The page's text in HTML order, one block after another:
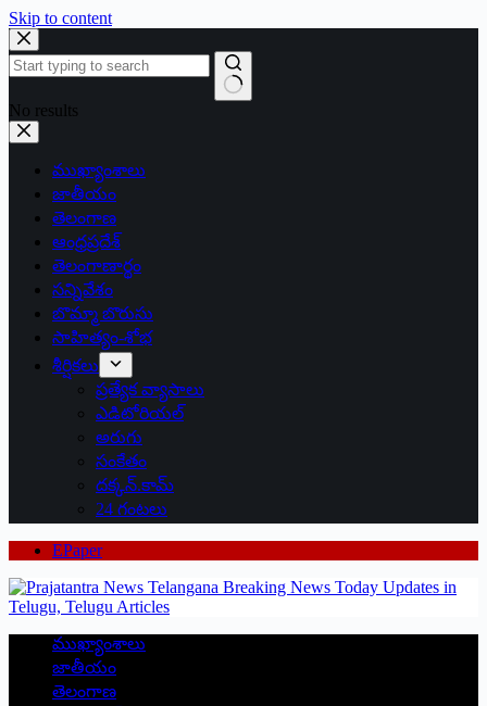
Skip to content
No results
ముఖ్యాంశాలు
జాతీయం
తెలంగాణ
ఆంధ్రప్రదేశ్
తెలంగాణార్థం
సన్నివేశం
బొమ్మా బొరుసు
సాహిత్యం-శోభ
శీర్షికలు
ప్రత్యేక వ్యాసాలు
ఎడిటోరియల్
అరుగు
సంకేతం
దక్కన్.కామ్
24 గంటలు
EPaper
ముఖ్యాంశాలు
జాతీయం
తెలంగాణ